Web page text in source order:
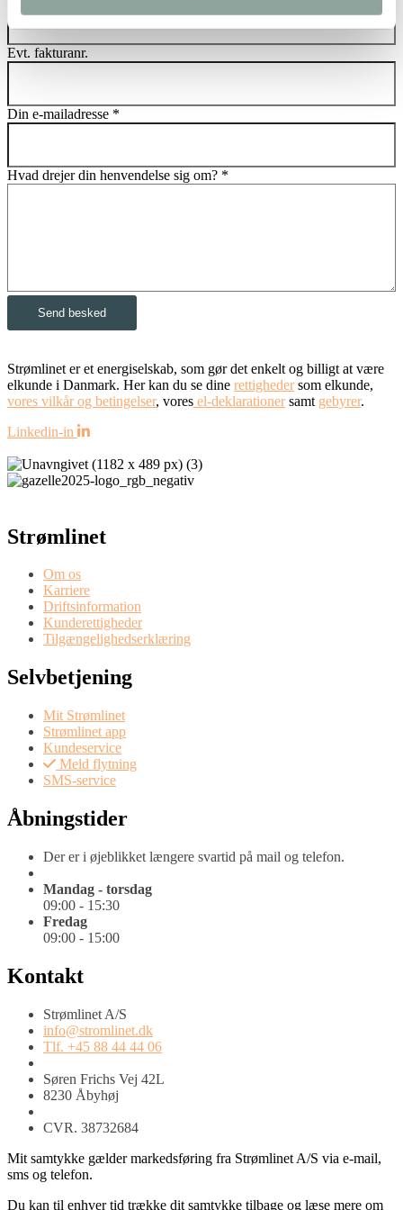
Evt. fakturanr.
Din e-mailadresse *
Hvad drejer din henvendelse sig om? *
Send besked
Strømlinet er et energiselskab, som gør det enkelt og billigt at være
elkunde i Danmark. Her kan du se dine rettighedersom elkunde,
vores vilkår og betingelser, vores el-deklarationersamt gebyrer.
Linkedin-in
Strømlinet
Om os
Karriere
Driftsinformation
Kunderettigheder
Tilgængelighedserklæring
Selvbetjening
Mit Strømlinet
Strømlinet app
Kundeservice
Meld flytning
SMS-service
Åbningstider
Der er i øjeblikket længere svartid på mail og telefon.
Mandag - torsdag
09:00 - 15:30
Fredag
09:00 - 15:00
Kontakt
Strømlinet A/S
info@stromlinet.dk
Tlf. +45 88 44 44 06
Søren Frichs Vej 42L
8230 Åbyhøj
CVR. 38732684
Mit samtykke gælder markedsføring fra Strømlinet A/S via e-mail,
sms og telefon.
Du kan til enhver tid trække dit samtykke tilbage og læse mere om